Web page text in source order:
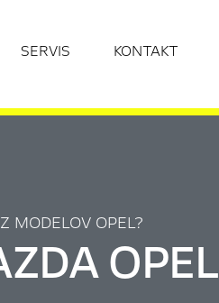
SERVIS KONTAKT
MODELOV OPEL?
OPEL